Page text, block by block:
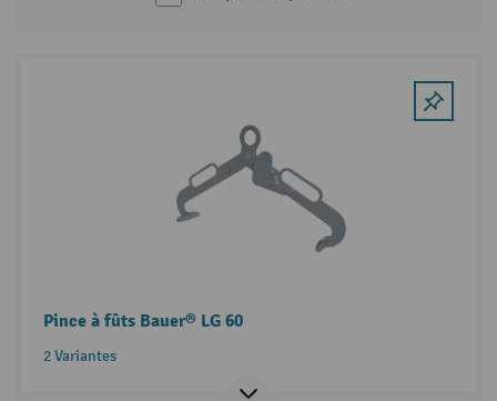
Pince à fûts Bauer® LG 60
2 Variantes